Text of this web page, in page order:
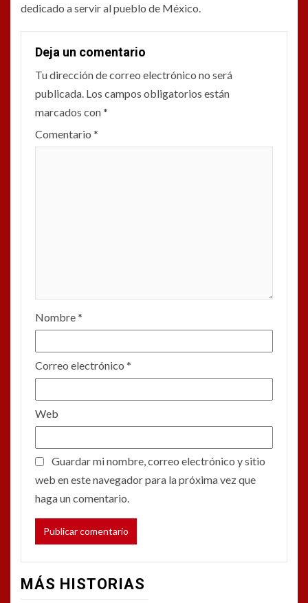
dedicado a servir al pueblo de México.
Deja un comentario
Tu dirección de correo electrónico no será
publicada. Los campos obligatorios están
marcados con*
Comentario *
Nombre*
Correo electrónico *
Web
Guardar mi nombre, correo electrónico y sitio
web en este navegador para la próxima vez que
haga un comentario.
MÁS HISTORIAS